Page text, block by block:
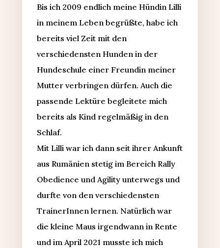
Bis ich 2009 endlich meine Hündin Lilli
in meinem Leben begrüßte, habe ich
bereits viel Zeit mit den
verschiedensten Hunden in der
Hundeschule einer Freundin meiner
Mutter verbringen dürfen. Auch die
passende Lektüre begleitete mich
bereits als Kind regelmäßig in den
Schlaf.
Mit Lilli war ich dann seit ihrer Ankunft
aus Rumänien stetig im Bereich Rally
Obedience und Agility unterwegs und
durfte von den verschiedensten
TrainerInnen lernen. Natürlich war
die kleine Maus irgendwann in Rente
und im April 2021 musste ich mich